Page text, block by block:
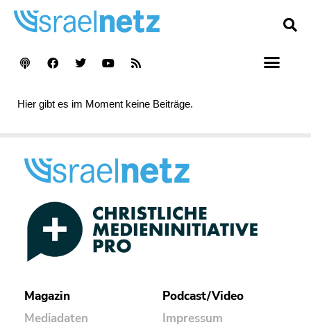
Hier gibt es im Moment keine Beiträge.
Magazin
Mediadaten
Podcast/Video
Impressum